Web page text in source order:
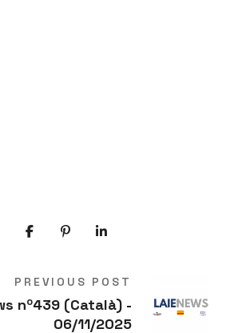
PREVIOUS POST
nº439 (Català) -
06/11/2025